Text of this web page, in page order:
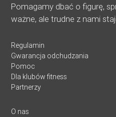
Pomagamy dbać o figurę,
ważne, ale trudne z nami
Regulamin
Gwarancja odchudzania
Pomoc
Dla klubów fitness
Partnerzy
O nas